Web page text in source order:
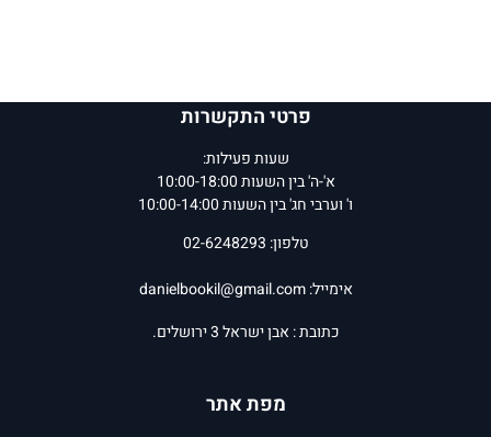
פרטי התקשרות
שעות פעילות:
א'-ה' בין השעות 10:00-18:00
ו' וערבי חג' בין השעות 10:00-14:00
טלפון: 02-6248293
אימייל:danielbookil@gmail.com
כתובת : אבן ישראל 3 ירושלים.
מפת אתר